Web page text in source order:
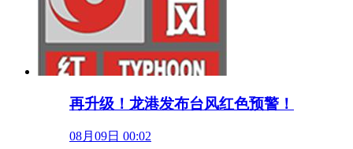
再升级！龙港发布台风红色预警！
08月09日 00:02